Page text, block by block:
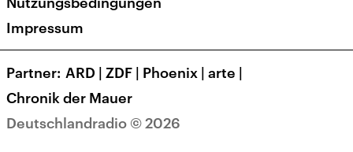
Karriere
Transparenz
Deutschlandradio © 2026
Impressum
Partner ARD | ZDF | Phoenix | arte |
Chronik der Mauer